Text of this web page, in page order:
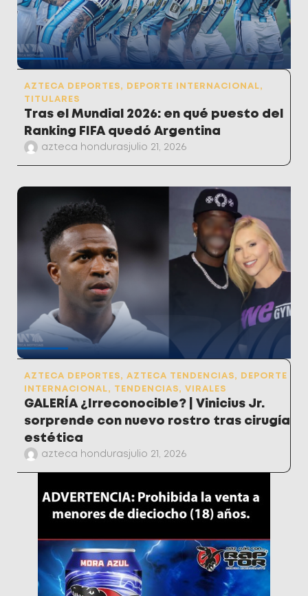
AZTECA DEPORTES, DEPORTE INTERNACIONAL,
TITULARES
Tras el Mundial 2026: en qué puesto del
Ranking FIFA quedó Argentina
azteca hondurasjulio 21, 2026
AZTECA DEPORTES, AZTECA TENDENCIAS,
DEPORTE
INTERNACIONAL, TENDENCIAS, VIRALES
GALERÍA ¿Irreconocible? | Vinicius Jr.
sorprende con nuevo rostro tras cirugía
estética
azteca hondurasjulio 21, 2026